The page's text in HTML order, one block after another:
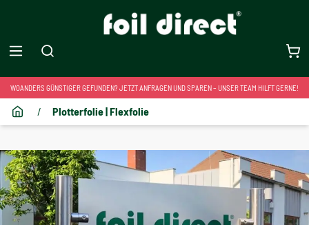
WOANDERS GÜNSTIGER GEFUNDEN? JETZT ANFRAGEN UND SPAREN – UNSER TEAM HILFT GERNE!
/ Plotterfolie | Flexfolie